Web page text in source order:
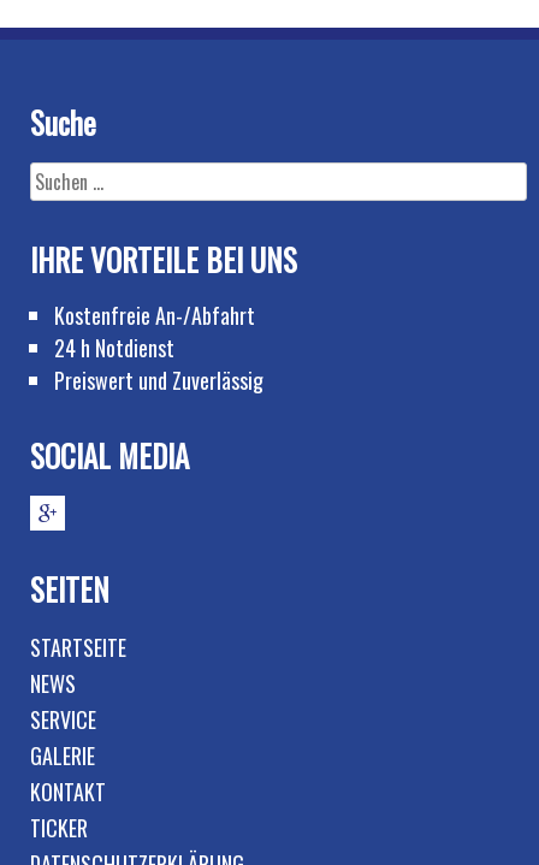
Suche
Suchen
nach:
IHRE VORTEILE BEI UNS
Kostenfreie An-/Abfahrt
24 h Notdienst
Preiswert und Zuverlässig
SOCIAL MEDIA
SEITEN
STARTSEITE
NEWS
SERVICE
GALERIE
KONTAKT
TICKER